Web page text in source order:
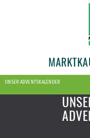
UNSER ADVENTSKALENDER